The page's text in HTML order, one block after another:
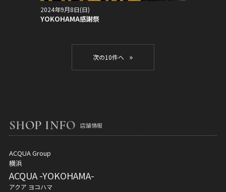
2024年9月8日(日)
YOKOHAMA感謝祭
»
SHOP INFO 店舗情報
ACQUA Group
横浜
ACQUA -YOKOHAMA-
アクア ヨコハマ